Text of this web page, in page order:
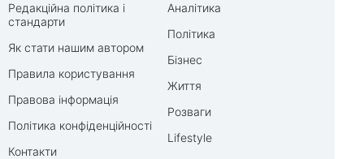
Редакційна політика і
стандарти
Як стати нашим автором
Правила користування
Правова інформація
Політика конфіденційності
Контакти
Аналітика
Політика
Бізнес
Життя
Розваги
Lifestyle